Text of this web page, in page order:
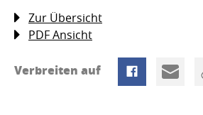
Zur Übersicht
PDF Ansicht
Verbreiten auf